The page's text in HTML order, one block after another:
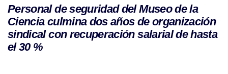
Personal de seguridad del Museo de la
Ciencia culmina dos años de organización
sindical con recuperación salarial de hasta
el 30 %